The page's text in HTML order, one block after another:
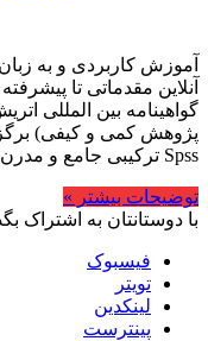
گواهینامه بین المللی
پژوهش کمی و کیفی)
Spss ترکیبی جامع و مدرن از روش تحقیق، …
توضیحات بیشتر »
با دوستانتان به اشتراک
فیسبوک
تویتر
لینکدین
پینترست